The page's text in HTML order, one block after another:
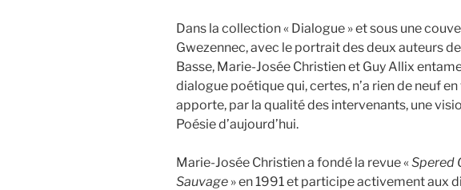
Dans la collection « Dialogue » et sous une
Gwezennec, avec le portrait des deux auteurs
Basse, Marie-Josée Christien et Guy Allix
dialogue poétique qui, certes, n’a rien de neuf
apporte, par la qualité des intervenants, une
Poésie d’aujourd’hui.
Marie-Josée Christien a fondé la revue «Spered
Sauvage » en 1991 et participe activement aux